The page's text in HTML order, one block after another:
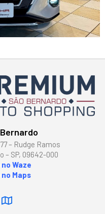
– Rudge Ramos
– SP, 09642-000
Waze
Maps